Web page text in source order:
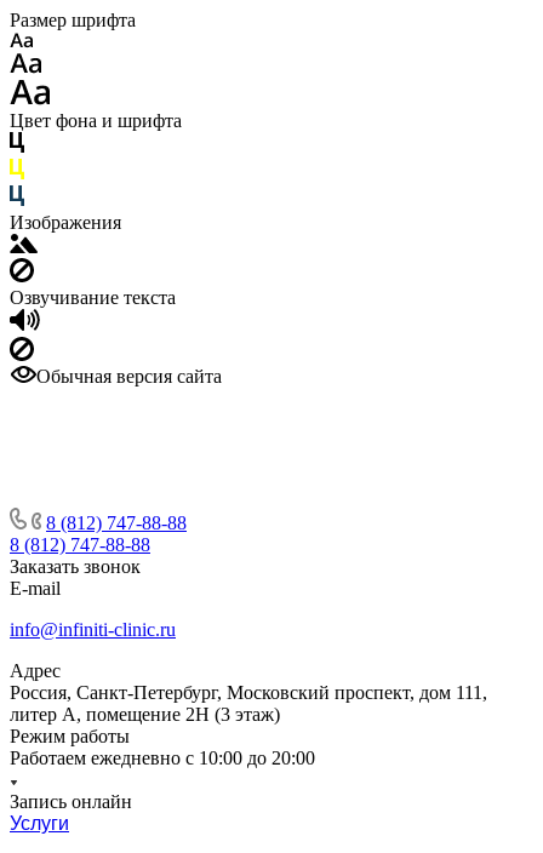
Размер шрифта
Цвет фона и шрифта
Изображения
Озвучивание текста
Обычная версия сайта
8 (812) 747-88-88
8 (812) 747-88-88
Заказать звонок
E-mail
info@infiniti-clinic.ru
Адрес
Россия, Санкт-Петербург, Московский проспект, дом 111,
литер А, помещение 2Н (3 этаж)
Режим работы
Работаем ежедневно с 10:00 до 20:00
Запись онлайн
Услуги